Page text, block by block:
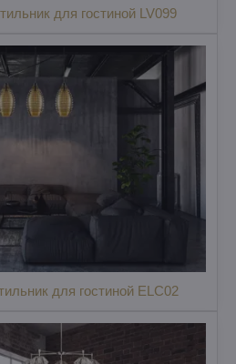
для гостиной LV099
для гостиной ELC02